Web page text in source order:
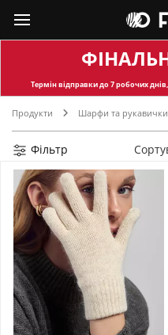
Термін відправкидо 7 робочих
Продукти Шарфи та рукавички
Фільтр